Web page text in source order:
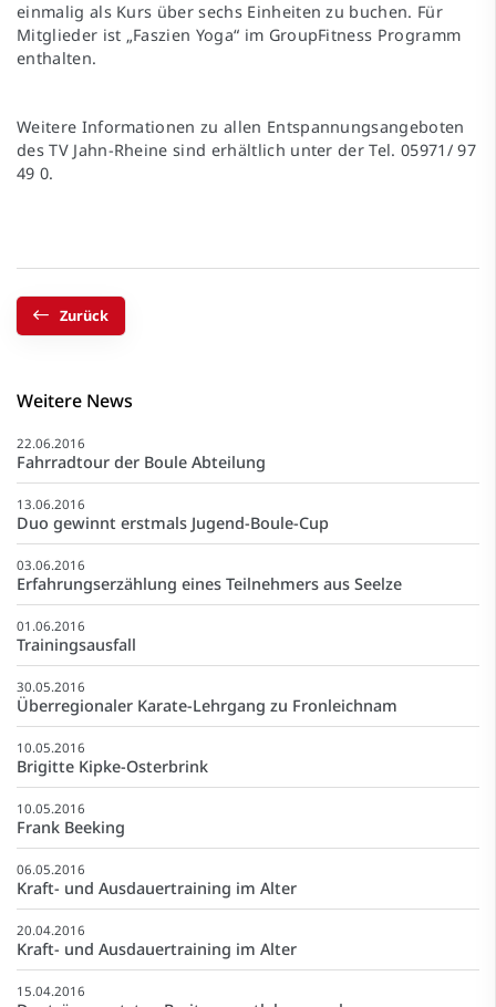
einmalig als Kurs über sechs Einheiten zu buchen. Für
Mitglieder ist „Faszien Yoga“ im GroupFitness Programm
enthalten.
Weitere Informationen zu allen Entspannungsangeboten
des TV Jahn-Rheine sind erhältlich unter der Tel. 05971/ 97
49 0.
Zurück
Weitere News
22.06.2016
Fahrradtour der Boule Abteilung
13.06.2016
Duo gewinnt erstmals Jugend-Boule-Cup
03.06.2016
Erfahrungserzählung eines Teilnehmers aus Seelze
01.06.2016
Trainingsausfall
30.05.2016
Überregionaler Karate-Lehrgang zu Fronleichnam
10.05.2016
Brigitte Kipke-Osterbrink
10.05.2016
Frank Beeking
06.05.2016
Kraft- und Ausdauertraining im Alter
20.04.2016
Kraft- und Ausdauertraining im Alter
15.04.2016